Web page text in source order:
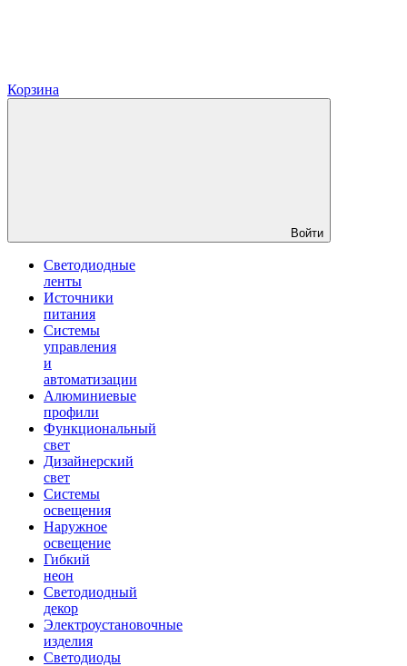
Корзина
Войти
Светодиодные
ленты
Источники
питания
Системы
управления
и
автоматизации
Алюминиевые
профили
Функциональный
свет
Дизайнерский
свет
Системы
освещения
Наружное
освещение
Гибкий
неон
Светодиодный
декор
Электроустановочные
изделия
Светодиоды